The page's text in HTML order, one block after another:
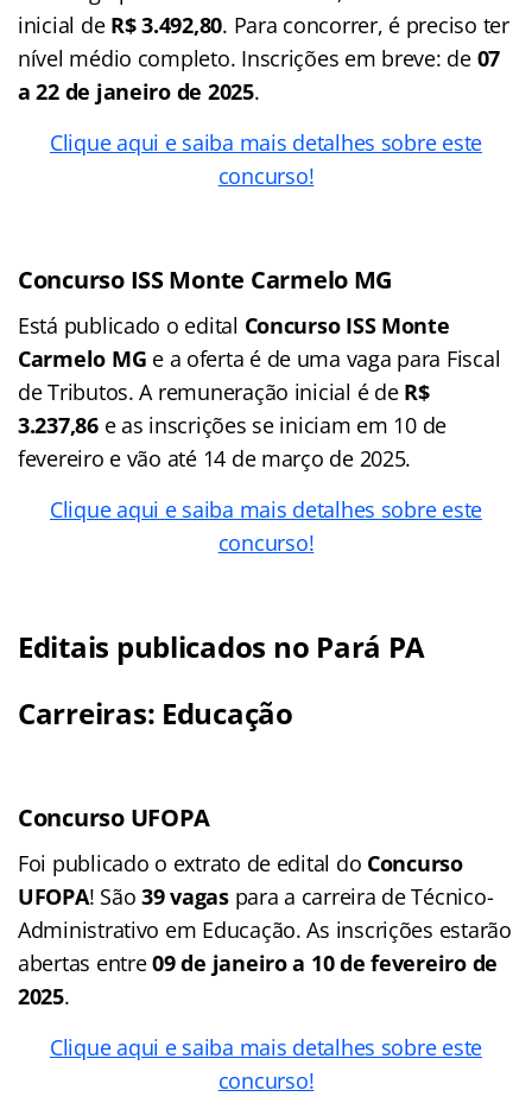
inicial de R$ 3.492,80. Para concorrer, é preciso ter
nível médio completo. Inscrições em breve: de 07
a 22 de janeiro de 2025.
Clique aqui e saiba mais detalhes sobre este
concurso!
Concurso ISS Monte Carmelo MG
Está publicado o edital Concurso ISS Monte
Carmelo MG e a oferta é de uma vaga para Fiscal
de Tributos. A remuneração inicial é de R$
3.237,86e as inscrições se iniciam em 10 de
fevereiro e vão até 14 de março de 2025.
Clique aqui e saiba mais detalhes sobre este
concurso!
Editais publicados no Pará PA
Carreiras: Educação
Concurso UFOPA
Foi publicado o extrato de edital do Concurso
UFOPA! São39 vagaspara a carreira de Técnico-
Administrativo em Educação. As inscrições estarão
abertas entre09 de janeiro a 10 de fevereiro de
2025.
Clique aqui e saiba mais detalhes sobre este
concurso!